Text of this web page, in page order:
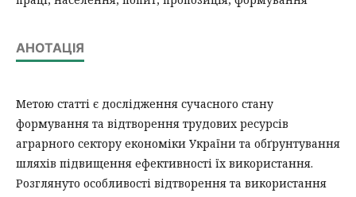
АНОТАЦІЯ
Метою статті є дослідження сучасного стану
формування та відтворення трудових ресурсів
аграрного сектору економіки України та обґрунтування
шляхів підвищення ефективності їх використання.
Розглянуто особливості відтворення та використання